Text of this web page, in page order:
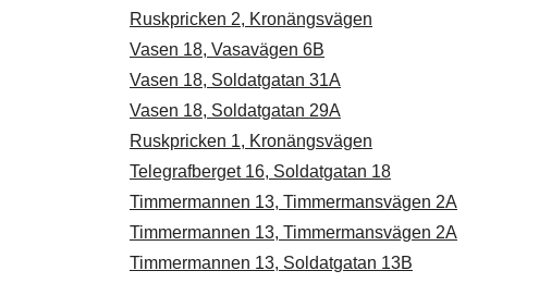
Ruskpricken 2, Kronängsvägen
Vasen 18, Vasavägen 6B
Vasen 18, Soldatgatan 31A
Vasen 18, Soldatgatan 29A
Ruskpricken 1, Kronängsvägen
Telegrafberget 16, Soldatgatan 18
Timmermannen 13, Timmermansvägen 2A
Timmermannen 13, Timmermansvägen 2A
Timmermannen 13, Soldatgatan 13B